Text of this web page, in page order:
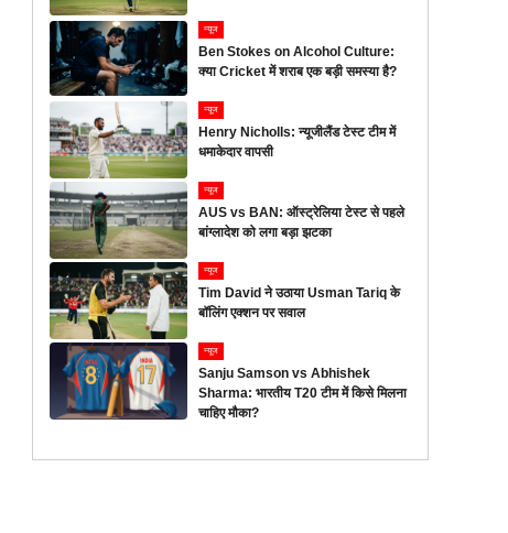
न्यूज
Ben Stokes on Alcohol Culture:
क्या Cricket में शराब एक बड़ी समस्या है?
न्यूज
Henry Nicholls: न्यूजीलैंड टेस्ट टीम में
धमाकेदार वापसी
न्यूज
AUS vs BAN: ऑस्ट्रेलिया टेस्ट से पहले
बांग्लादेश को लगा बड़ा झटका
न्यूज
Tim David ने उठाया Usman Tariq के
बॉलिंग एक्शन पर सवाल
न्यूज
Sanju Samson vs Abhishek
Sharma: भारतीय T20 टीम में किसे मिलना
चाहिए मौका?